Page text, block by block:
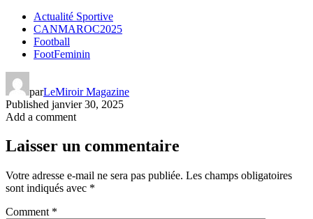
Actualité Sportive
CANMAROC2025
Football
FootFeminin
parLeMiroir Magazine
Published janvier 30, 2025
Add a comment
Laisser un commentaire
Votre adresse e-mail ne sera pas publiée. Les champs obligatoires
sont indiqués avec *
Comment *